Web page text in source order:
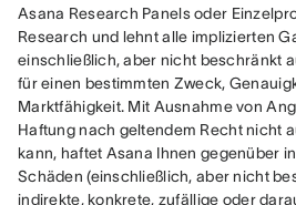
Asana Research Panels oder
Research und lehnt alle implizierten
einschließlich, aber nicht beschränkt
für einen bestimmten Zweck,
Marktfähigkeit. Mit Ausnahme von
Haftung nach geltendem Recht nicht
kann, haftet Asana Ihnen gegenüber
Schäden (einschließlich, aber nicht
indirekte, konkrete, zufällige oder